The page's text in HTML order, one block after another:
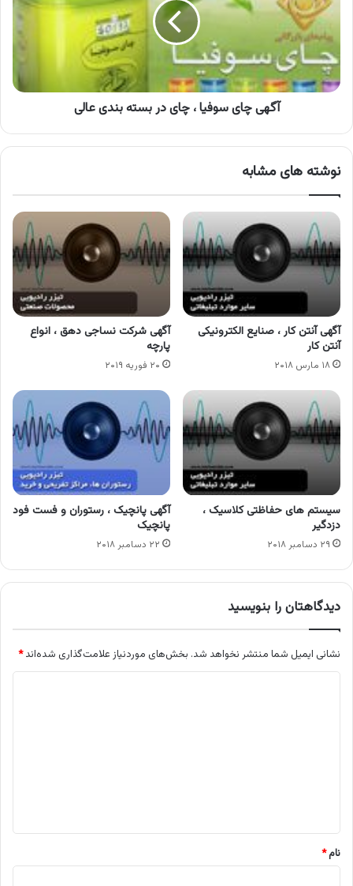
چای
در
بسته
بندی
عالی
آگهی چای سوفیا ، چای در بسته بندی عالی
نوشته های مشابه
آگهی آنتن کار ، صنایع الکترونیکی
آنتن کار
۱۸ مارس ۲۰۱۸
آگهی شرکت نساجی دهق ، انواع
پارچه
۲۰ فوریه ۲۰۱۹
سیستم های حفاظتی کلاسیک ،
دزدگیر
۲۹ دسامبر ۲۰۱۸
آگهی پانچیک ، رستوران و فست فود
پانچیک
۲۲ دسامبر ۲۰۱۸
دیدگاهتان را بنویسید
نشانی ایمیل شما منتشر نخواهد شد. بخش‌های موردنیاز علامت‌گذاری شده‌اند*
نام*